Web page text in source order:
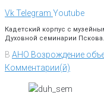
VkTelegram Youtube
Кадетский корпус с
Духовной семинарии
В АНО Возрождение
Комментарии(й)